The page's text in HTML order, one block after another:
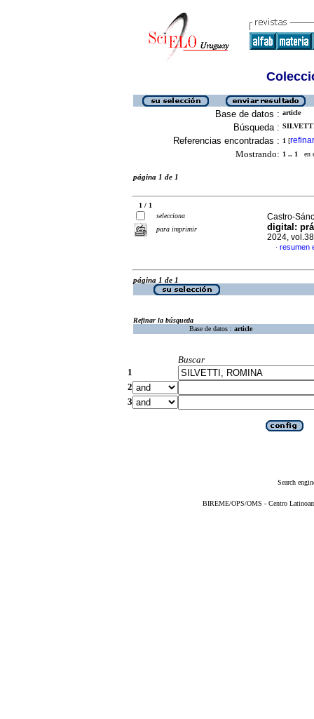
Base de datos : article
Búsqueda :
Referencias encontradas : 1 [refinar
Mostrando: 1 .. 1 en
página 1 de 1
1 / 1
selecciona
para imprimir
Castro-
digital:
2024,
· resumen
página 1 de 1
Refinar la búsqueda
Base de datos : article
Buscar
1
2
3
Search
BIREME/OPS/OMS - Centro